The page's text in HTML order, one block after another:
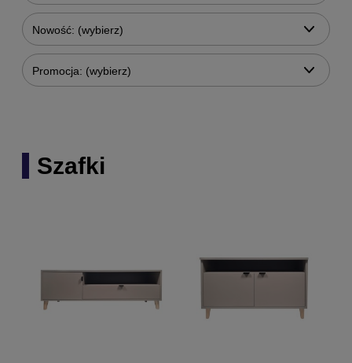
Nowość: (wybierz)
Promocja: (wybierz)
Szafki